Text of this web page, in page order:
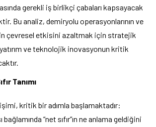
gerekli iş birlikçi çabaları kapsayacak
Bu analiz, demiryolu operasyonlarının ve
çevresel etkisini azaltmak için stratejik
ve teknolojik inovasyonun kritik
Tanımı
kritik bir adımla başlamaktadır:
“net sıfır”ın ne anlama geldiğini